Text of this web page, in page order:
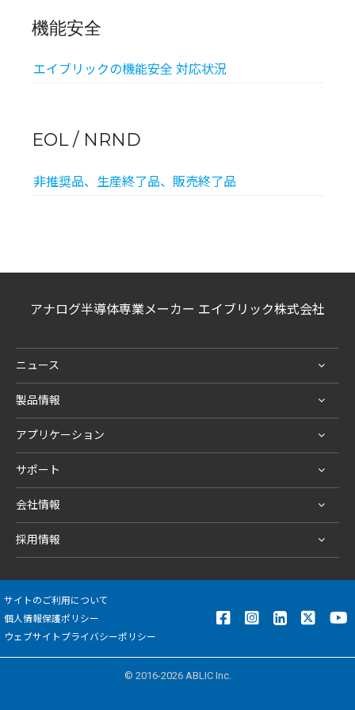
機能安全
エイブリックの機能安全 対応状況
EOL / NRND
非推奨品、生産終了品、販売終了品
アナログ半導体専業メーカー エイブリック株式会社
ニュース
製品情報
アプリケーション
サポート
会社情報
採用情報
サイトのご利用について
個人情報保護ポリシー
ウェブサイトプライバシーポリシー
© 2016-2026 ABLIC Inc.